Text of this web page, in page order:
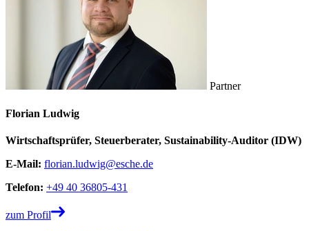
Partner
Florian Ludwig
Wirtschaftsprüfer, Steuerberater, Sustainability-Auditor (IDW)
E-Mail: florian.ludwig@esche.de
Telefon: +49 40 36805-431
zum Profil